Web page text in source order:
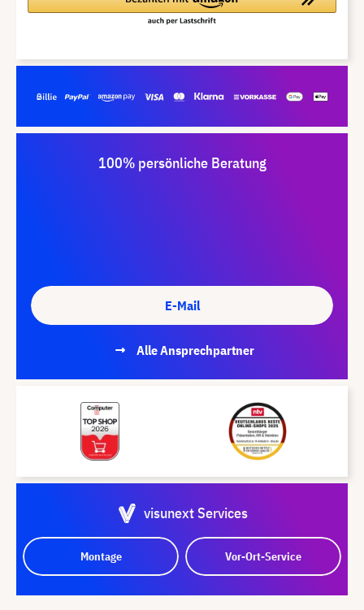
100% persönliche Beratung
E-Mail
Alle Ansprechpartner
visunext Services
Montage Vor-Ort-Service